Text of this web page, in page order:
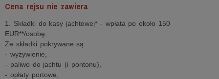
Cena rejsu nie zawiera
1. Składki do kasy jachtowej* - wpłata po około 150
EUR**/osobę.
Ze składki pokrywane są:
- wyżywienie,
- paliwo do jachtu (i pontonu),
- opłaty portowe,